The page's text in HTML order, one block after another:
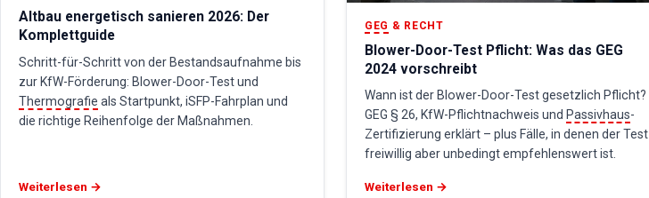
Altbau energetisch sanieren 2026: Der
Komplettguide
Schritt-für-Schritt von der Bestandsaufnahme bis
zur KfW-Förderung: Blower-Door-Test und
Thermografie als Startpunkt, iSFP-Fahrplan und
die richtige Reihenfolge der Maßnahmen.
Weiterlesen →
GEG & RECHT
Blower-Door-Test Pflicht: Was das GEG
2024 vorschreibt
Wann ist der Blower-Door-Test gesetzlich Pflicht?
GEG § 26, KfW-Pflichtnachweis und Passivhaus-
Zertifizierung erklärt – plus Fälle, in denen der Test
freiwillig aber unbedingt empfehlenswert ist.
Weiterlesen →